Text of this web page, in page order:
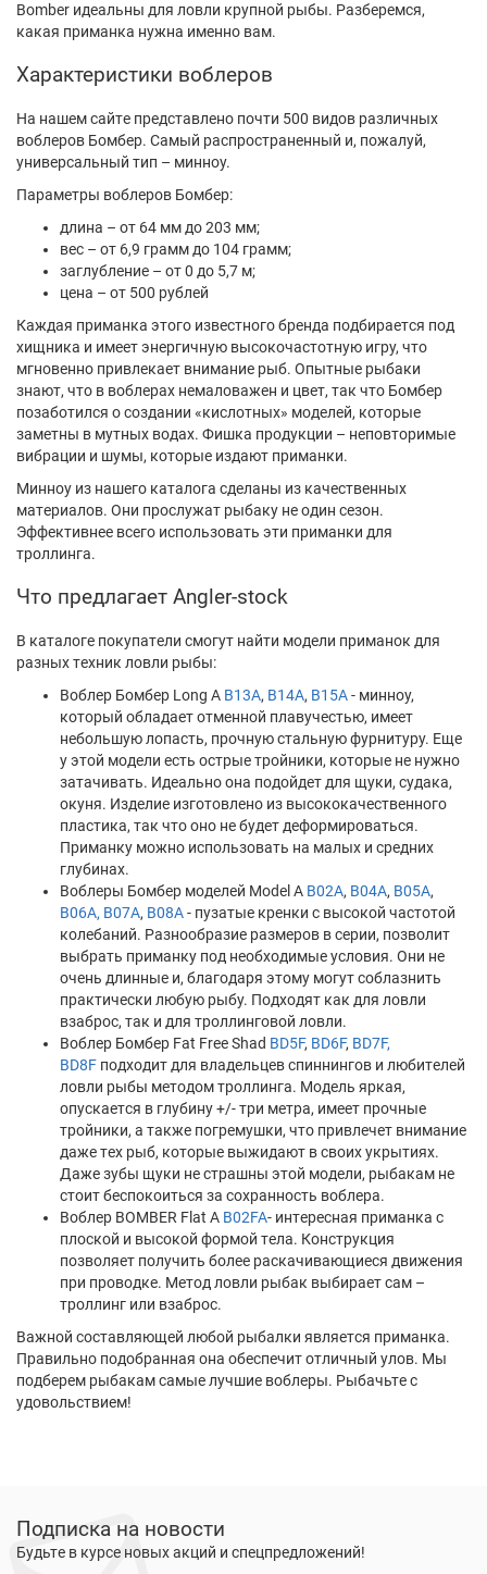
Bomber идеальны для ловли крупной рыбы. Разберемся,
какая приманка нужна именно вам.
Характеристики воблеров
На нашем сайте представлено почти 500 видов различных
воблеров Бомбер. Самый распространенный и, пожалуй,
универсальный тип – минноу.
Параметры воблеров Бомбер:
длина – от 64 мм до 203 мм;
вес – от 6,9 грамм до 104 грамм;
заглубление – от 0 до 5,7 м;
цена – от 500 рублей
Каждая приманка этого известного бренда подбирается под
хищника и имеет энергичную высокочастотную игру, что
мгновенно привлекает внимание рыб. Опытные рыбаки
знают, что в воблерах немаловажен и цвет, так что Бомбер
позаботился о создании «кислотных» моделей, которые
заметны в мутных водах. Фишка продукции – неповторимые
вибрации и шумы, которые издают приманки.
Минноу из нашего каталога сделаны из качественных
материалов. Они прослужат рыбаку не один сезон.
Эффективнее всего использовать эти приманки для
троллинга.
Что предлагает Аngler-stock
В каталоге покупатели смогут найти модели приманок для
разных техник ловли рыбы:
Воблер Бомбер Long A B13A, B14A, B15A- минноу,
который обладает отменной плавучестью, имеет
небольшую лопасть, прочную стальную фурнитуру. Еще
у этой модели есть острые тройники, которые не нужно
затачивать. Идеально она подойдет для щуки, судака,
окуня. Изделие изготовлено из высококачественного
пластика, так что оно не будет деформироваться.
Приманку можно использовать на малых и средних
глубинах.
Воблеры Бомбер моделей Model A B02A, B04A, B05A,
B06A, B07A, B08A- пузатые кренки с высокой частотой
колебаний. Разнообразие размеров в серии, позволит
выбрать приманку под необходимые условия. Они не
очень длинные и, благодаря этому могут соблазнить
практически любую рыбу. Подходят как для ловли
взаброс, так и для троллинговой ловли.
Воблер Бомбер Fat Free Shad BD5F, BD6F, BD7F,
BD8F подходит для владельцев спиннингов и любителей
ловли рыбы методом троллинга. Модель яркая,
опускается в глубину +/- три метра, имеет прочные
тройники, а также погремушки, что привлечет внимание
даже тех рыб, которые выжидают в своих укрытиях.
Даже зубы щуки не страшны этой модели, рыбакам не
стоит беспокоиться за сохранность воблера.
Воблер BOMBER Flat A B02FA- интересная приманка с
плоской и высокой формой тела. Конструкция
позволяет получить более раскачивающиеся движения
при проводке. Метод ловли рыбак выбирает сам –
троллинг или взаброс.
Важной составляющей любой рыбалки является приманка.
Правильно подобранная она обеспечит отличный улов. Мы
подберем рыбакам самые лучшие воблеры. Рыбачьте с
удовольствием!
Подписка на новости
Будьте в курсе новых акций и спецпредложений!